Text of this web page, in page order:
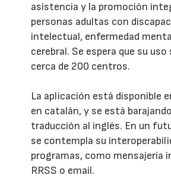
asistencia y la promoción
personas adultas con
intelectual, enfermedad
cerebral. Se espera que su
cerca de 200 centros.
La aplicación está disponible
en catalán, y se está
traducción al inglés. En un
se contempla su
programas, como mensajería
RRSS o email.